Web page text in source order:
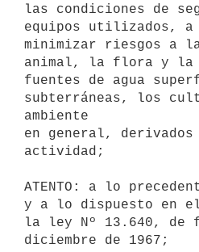
las condiciones de
equipos utilizados,
minimizar riesgos a la
animal, la flora y la
fuentes de agua
subterráneas, los
ambiente
en general, derivados
actividad;
ATENTO: a lo
y a lo dispuesto en
la ley Nº 13.640, de
diciembre de 1967;